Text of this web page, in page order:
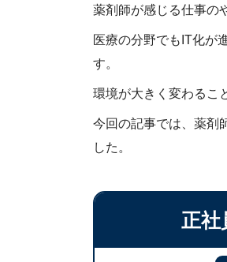
薬剤師が感じる仕事の
医療の分野でもIT化が
す。
環境が大きく変わるこ
今回の記事では、薬剤
した。
正社